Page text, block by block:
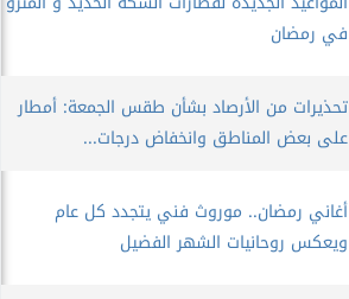
في رمضان
تحذيرات من الأرصاد بشأن طقس الجمعة: أمطار
على بعض المناطق وانخفاض درجات...
أغاني رمضان.. موروث فني يتجدد كل عام
ويعكس روحانيات الشهر الفضيل